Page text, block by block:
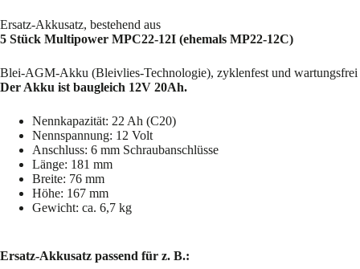
Ersatz-Akkusatz, bestehend aus
5 Stück Multipower MPC22-12I (ehemals MP22-12C)
Blei-AGM-Akku (Bleivlies-Technologie), zyklenfest und wartungsfrei
Der Akku ist baugleich 12V 20Ah.
Nennkapazität: 22 Ah (C20)
Nennspannung: 12 Volt
Anschluss: 6 mm Schraubanschlüsse
Länge: 181 mm
Breite: 76 mm
Höhe: 167 mm
Gewicht: ca. 6,7 kg
Ersatz-Akkusatz passend für z. B.: